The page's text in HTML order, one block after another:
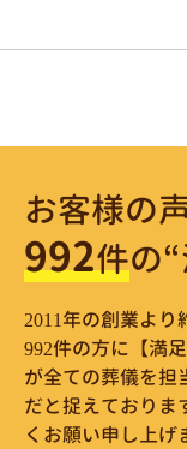
お客様の
992件の
2011年の創業より
992件の方に【満
が全ての葬儀を担
だと捉えておりま
くお願い申し上げ